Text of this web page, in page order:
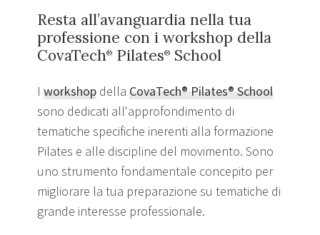
Resta all’avanguardia nella tua
professione con i workshop della
CovaTech® Pilates® School
Iworkshop della CovaTech® Pilates® School
sono dedicati all'approfondimento di
tematiche specifiche inerenti alla formazione
Pilates e alle discipline del movimento. Sono
uno strumento fondamentale concepito per
migliorare la tua preparazione su tematiche di
grande interesse professionale.